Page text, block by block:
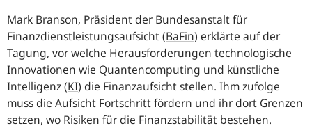
Mark Branson, Präsident der Bundesanstalt für
Finanzdienstleistungsaufsicht(BaFin) erklärte auf der
Tagung, vor welche Herausforderungen technologische
Innovationen wie Quantencomputing und künstliche
Intelligenz(KI) die Finanzaufsicht stellen. Ihm zufolge
muss die Aufsicht Fortschritt fördern und ihr dort Grenzen
setzen, wo Risiken für die Finanzstabilität bestehen.